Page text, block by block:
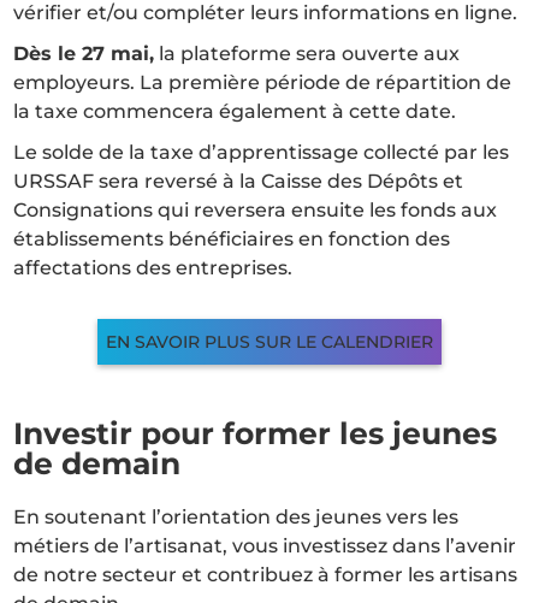
vérifier et/ou compléter leurs informations en ligne.
Dès le 27 mai, la plateforme sera ouverte aux
employeurs. La première période de répartition de
la taxe commencera également à cette date.
Le solde de la taxe d’apprentissage collecté par les
URSSAF sera reversé à la Caisse des Dépôts et
Consignations qui reversera ensuite les fonds aux
établissements bénéficiaires en fonction des
affectations des entreprises.
EN SAVOIR PLUS SUR LE CALENDRIER
Investir pour former les jeunes
de demain
En soutenant l’orientation des jeunes vers les
métiers de l’artisanat, vous investissez dans l’avenir
de notre secteur et contribuez à former les artisans